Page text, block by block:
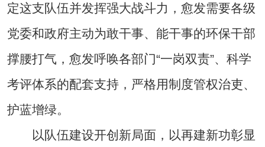
定这支队伍并发挥强大战斗力，愈发需要各级
党委和政府主动为敢干事、能干事的环保干部
撑腰打气，愈发呼唤各部门“一岗双责”、科学
考评体系的配套支持，严格用制度管权治吏、
护蓝增绿。
以队伍建设开创新局面，以再建新功彰显